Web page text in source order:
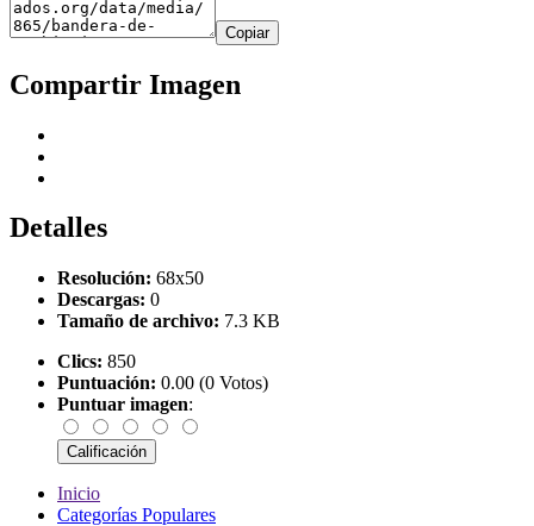
Copiar
Compartir Imagen
Detalles
Resolución: 68x50
Descargas: 0
Tamaño de archivo: 7.3 KB
Clics: 850
Puntuación: 0.00 (0 Votos)
Puntuar imagen:
Inicio
Categorías Populares